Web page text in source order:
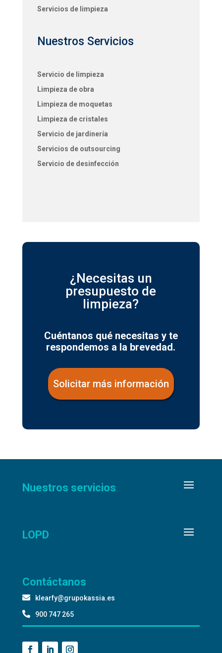
Servicios de limpieza
Nuestros Servicios
Servicio de limpieza
Limpieza de obra
Limpieza de moquetas
Limpieza de cristales
Servicio de jardinería
Servicios de outsourcing
Servicio de desinfección
¿Necesitas un
presupuesto de
limpieza?
Cuéntanos qué necesitas y te
respondemos a la brevedad.
Solicitar más información
Nuestros servicios
LOPD
Contáctanos

klearfy@grupokassia.es

900 747 265